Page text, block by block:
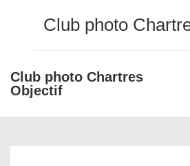
principal
Club photo
Club photo Chartres
Objectif